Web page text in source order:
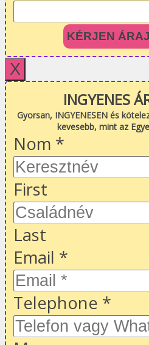
KÉRJEN
X
INGYENES
Gyorsan, INGYENESEN és
kevesebb, mint az
Nom *
First
Last
Email *
Telephone *